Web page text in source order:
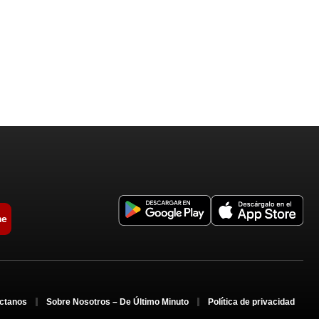
Sobre Nosotros – De Último Minuto Política de privacidad